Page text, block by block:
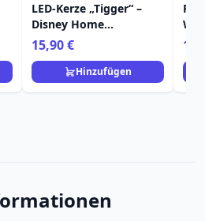
LED-Kerze „Tigger“ –
Disney Home
Frangrance Collection
15,90 €
Hinzufügen